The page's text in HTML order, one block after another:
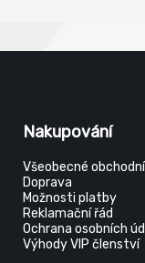
Nakupování
Všeobecné
Doprava
Možnosti platby
Reklamační řád
Ochrana osobních
Výhody VIP členství